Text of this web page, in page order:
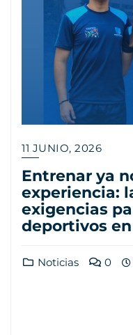
11 JUNIO, 2026
Entrenar ya
experiencia:
exigencias
deportivos
Noticias 0